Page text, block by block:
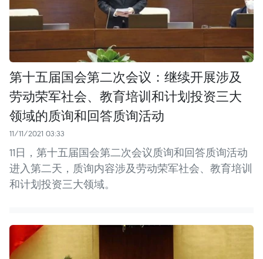
第十五届国会第二次会议：继续开展涉及
劳动荣军社会、教育培训和计划投资三大
领域的质询和回答质询活动
11/11/2021 03:33
11日，第十五届国会第二次会议质询和回答质询活动
进入第二天，质询内容涉及劳动荣军社会、教育培训
和计划投资三大领域。